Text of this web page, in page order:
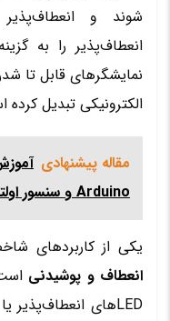
شوند و
انعطاف‌پذیر را به
نمایشگرهای قابل تا
الکترونیکی تبدیل
مقاله پیشنهادی
Arduino و سنسور اولتراسونیک
یکی از کاربردهای
انعطاف و پوشیدنی